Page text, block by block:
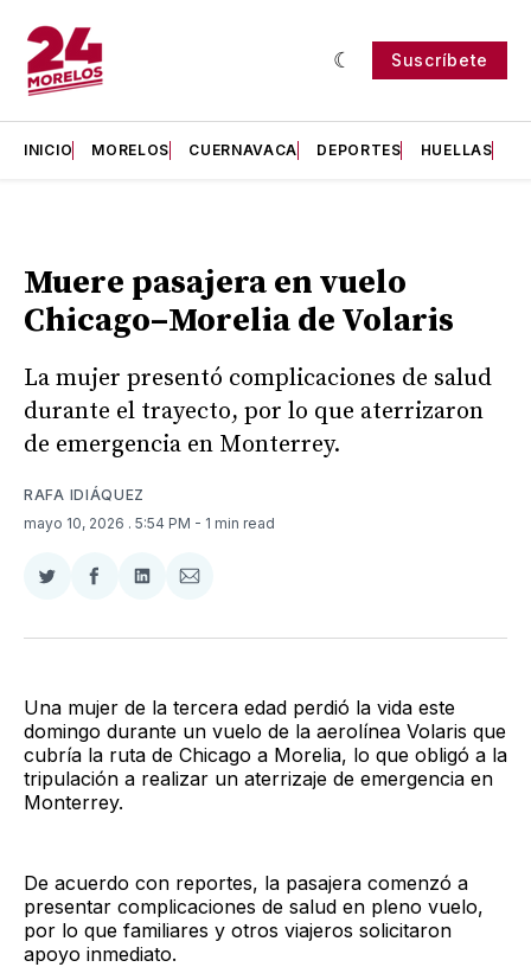
Suscríbete
INICIO MORELOS CUERNAVACA DEPORTES HUELLAS
Muere pasajera en vuelo
Chicago–Morelia de Volaris
La mujer presentó complicaciones de salud
durante el trayecto, por lo que aterrizaron
de emergencia en Monterrey.
RAFA IDIÁQUEZ
mayo 10, 2026 . 5:54 PM - 1 min read
Compartir
Twitter
Compartir
Facebook
Compartir
LinkedIn
Compartir
Email
Una mujer de la tercera edad perdió la vida este
domingo durante un vuelo de la aerolínea Volaris que
cubría la ruta de Chicago a Morelia, lo que obligó a la
tripulación a realizar un aterrizaje de emergencia en
Monterrey.
De acuerdo con reportes, la pasajera comenzó a
presentar complicaciones de salud en pleno vuelo,
por lo que familiares y otros viajeros solicitaron
apoyo inmediato.